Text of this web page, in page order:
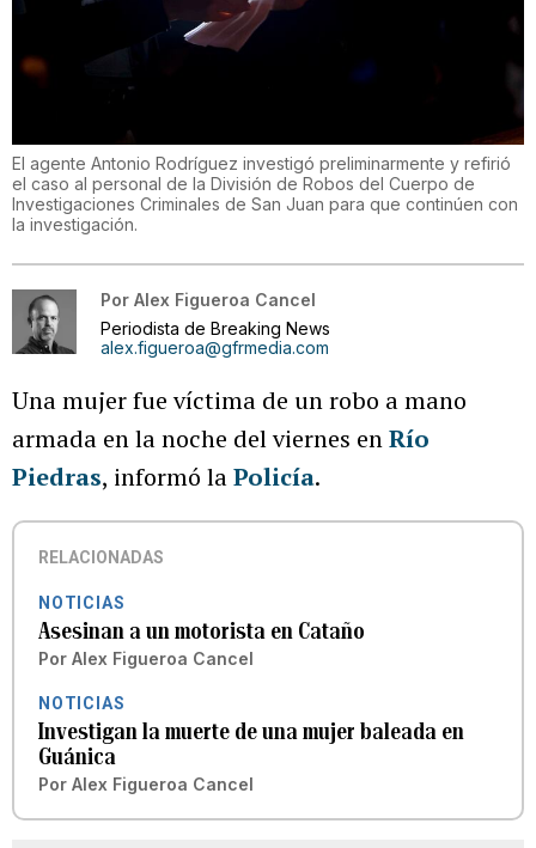
El agente Antonio Rodríguez investigó preliminarmente y refirió
el caso al personal de la División de Robos del Cuerpo de
Investigaciones Criminales de San Juan para que continúen con
la investigación.
Por Alex Figueroa Cancel
Periodista de Breaking News
alex.figueroa@gfrmedia.com
Una mujer fue víctima de un robo a mano
armada en la noche del viernes enRío
Piedras, informó laPolicía.
RELACIONADAS
NOTICIAS
Asesinan a un motorista en Cataño
Por Alex Figueroa Cancel
NOTICIAS
Investigan la muerte de una mujer baleada en
Guánica
Por Alex Figueroa Cancel